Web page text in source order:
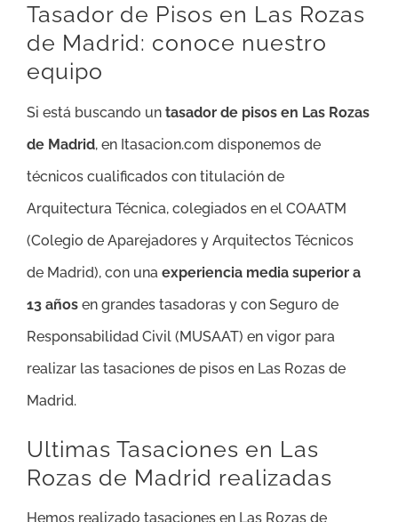
Tasador de Pisos en Las Rozas
de Madrid: conoce nuestro
equipo
Si está buscando un tasador de pisos en Las Rozas
de Madrid, en Itasacion.com disponemos de
técnicos cualificados con titulación de
Arquitectura Técnica, colegiados en el COAATM
(Colegio de Aparejadores y Arquitectos Técnicos
de Madrid), con una experiencia media superior a
13 años en grandes tasadoras y con Seguro de
Responsabilidad Civil (MUSAAT) en vigor para
realizar las tasaciones de pisos en Las Rozas de
Madrid.
Ultimas Tasaciones en Las
Rozas de Madrid realizadas
Hemos realizado tasaciones en Las Rozas de